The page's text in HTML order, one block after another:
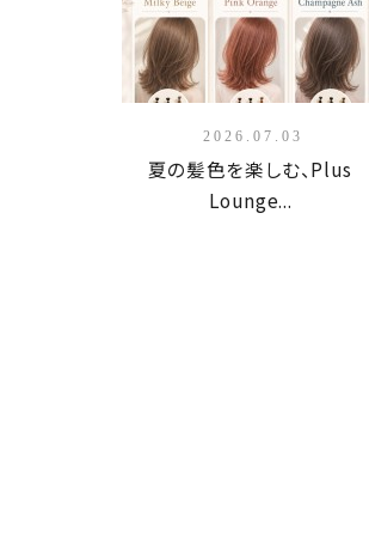
2026.07.03
夏の髪色を楽しむ、Plus
Lounge...